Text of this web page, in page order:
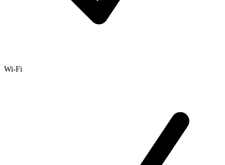
Wi-Fi